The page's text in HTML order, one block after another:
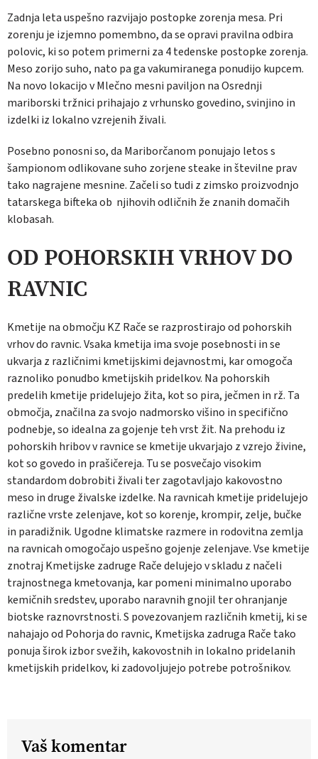
Zadnja leta uspešno razvijajo postopke zorenja mesa. Pri
zorenju je izjemno pomembno, da se opravi pravilna odbira
polovic, ki so potem primerni za 4 tedenske postopke zorenja.
Meso zorijo suho, nato pa ga vakumiranega ponudijo kupcem.
Na novo lokacijo v Mlečno mesni paviljon na Osrednji
mariborski tržnici prihajajo z vrhunsko govedino, svinjino in
izdelki iz lokalno vzrejenih živali.
Posebno ponosni so, da Mariborčanom ponujajo letos s
šampionom odlikovane suho zorjene steake in številne prav
tako nagrajene mesnine. Začeli so tudi z zimsko proizvodnjo
tatarskega bifteka ob njihovih odličnih že znanih domačih
klobasah.
OD POHORSKIH VRHOV DO
RAVNIC
Kmetije na območju KZ Rače se razprostirajo od pohorskih
vrhov do ravnic. Vsaka kmetija ima svoje posebnosti in se
ukvarja z različnimi kmetijskimi dejavnostmi, kar omogoča
raznoliko ponudbo kmetijskih pridelkov. Na pohorskih
predelih kmetije pridelujejo žita, kot so pira, ječmen in rž. Ta
območja, značilna za svojo nadmorsko višino in specifično
podnebje, so idealna za gojenje teh vrst žit. Na prehodu iz
pohorskih hribov v ravnice se kmetije ukvarjajo z vzrejo živine,
kot so govedo in prašičereja. Tu se posvečajo visokim
standardom dobrobiti živali ter zagotavljajo kakovostno
meso in druge živalske izdelke. Na ravnicah kmetije pridelujejo
različne vrste zelenjave, kot so korenje, krompir, zelje, bučke
in paradižnik. Ugodne klimatske razmere in rodovitna zemlja
na ravnicah omogočajo uspešno gojenje zelenjave. Vse kmetije
znotraj Kmetijske zadruge Rače delujejo v skladu z načeli
trajnostnega kmetovanja, kar pomeni minimalno uporabo
kemičnih sredstev, uporabo naravnih gnojil ter ohranjanje
biotske raznovrstnosti. S povezovanjem različnih kmetij, ki se
nahajajo od Pohorja do ravnic, Kmetijska zadruga Rače tako
ponuja širok izbor svežih, kakovostnih in lokalno pridelanih
kmetijskih pridelkov, ki zadovoljujejo potrebe potrošnikov.
Vaš komentar